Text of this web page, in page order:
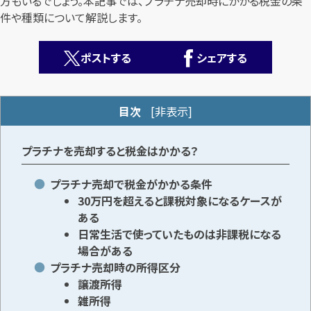
カンタン無料
最短1分！今すぐ査定金額をお伝えいたします
まずはお電話で無料査定
【総合受付】24時間・年中無休(年末年始除く)
件や種類について解説します。
ポストする シェアする
目次 [非表示]
プラチナを売却すると税金はかかる？
プラチナ売却で税金がかかる条件
30万円を超えると課税対象になるケースが
ある
日常生活で使っていたものは非課税になる
場合がある
プラチナ売却時の所得区分
譲渡所得
雑所得